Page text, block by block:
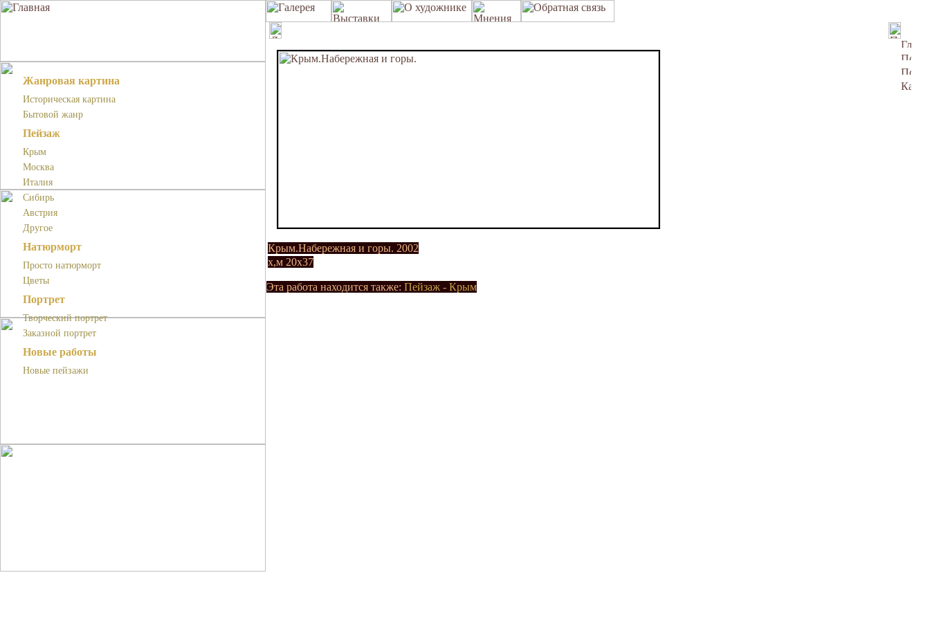
Жанровая картина
Историческая картина
Бытовой жанр
Пейзаж
Крым
Москва
Италия
Сибирь
Австрия
Другое
Натюрморт
Просто натюрморт
Цветы
Портрет
Творческий портрет
Заказной портрет
Новые работы
Новые пейзажи
Крым.Набережная и горы. 2002
х,м 20х37
Эта работа находится также: Пейзаж - Крым